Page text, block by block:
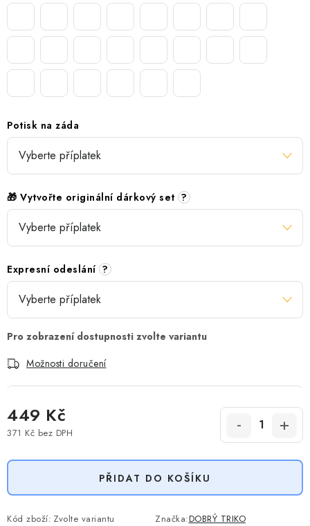
Potisk na záda
🎁 Vytvořte originální dárkový set ?
Expresní odeslání ?
Možnosti doručení
449 Kč
371 Kč bez DPH
PŘIDAT DO KOŠÍKU
Kód zboží: Zvolte variantu Značka:DOBRÝ TRIKO